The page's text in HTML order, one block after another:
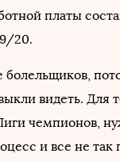
платы
20.
болельщиков,
видеть. Для
чемпионов,
и все не так